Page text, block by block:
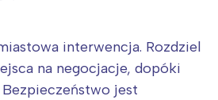
interwencja. Rozdziel
na negocjacje, dopóki
jest